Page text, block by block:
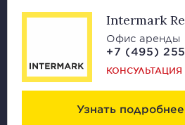
Intermark
Офис аренды
+7 (495)
КОНСУЛЬТАЦИЯ
Узнать подробнее